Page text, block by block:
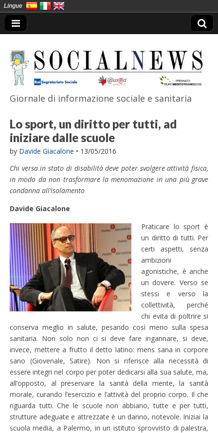
SocialNews
Giornale di informazione sociale e sanitaria
Lo sport, un diritto per tutti, ad
iniziare dalle scuole
by Davide Giacalone • 13/05/2016
Chi versa in stato di disabilità deve poter svolgere attività fisica,
in modo da non trasformare la menomazione in una più grave
condanna all’isolamento
Davide Giacalone
Praticare lo sport è
un diritto di tutti. Per
certi aspetti, senza
ambizioni
agonistiche, è anche
un dovere. Verso se
stessi e verso la
collettività, perché
chi evita di poltrire si
conserva meglio in salute, pesando così meno sulla spesa
sanitaria. Non solo non ci si deve fare ingannare, si deve,
invece, mettere a frutto il detto latino: mens sana in corpore
sano (Giovenale, Satire). Non si riferisce alla necessità di
essere integri nel corpo per poter dedicarsi alla sua salute, ma,
all’opposto, al preservare la sanità della mente, la sanità
morale, curando l’esercizio e l’attività del proprio corpo. Il che
riguarda tutti. Che le scuole non abbiano, tutte e per tutti,
strutture adeguate e attrezzate è un danno, notevole. Iniziai la
scuola media, a Palermo, in un istituto sprovvisto di palestra,
Lingue